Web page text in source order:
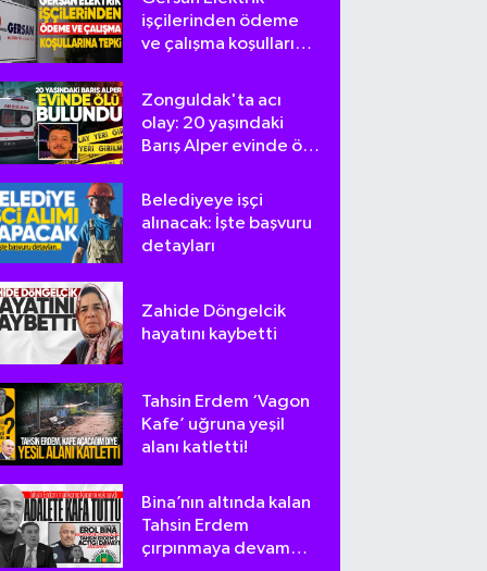
işçilerinden ödeme
ve çalışma koşullarına
Zonguldak'ta acı
olay: 20 yaşındaki
Barış Alper evinde ölü
Belediyeye işçi
alınacak: İşte başvuru
detayları
Zahide Döngelcik
hayatını kaybetti
Tahsin Erdem ‘Vagon
Kafe’ uğruna yeşil
alanı katletti!
Bina’nın altında kalan
Tahsin Erdem
çırpınmaya devam